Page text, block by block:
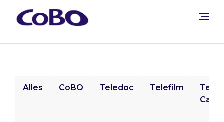
Alles CoBO Teledoc Telefilm